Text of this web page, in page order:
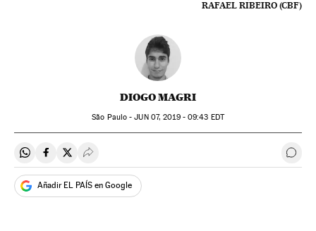
RAFAEL RIBEIRO (CBF)
DIOGO MAGRI
São Paulo -JUN07, 2019 - 09:43 EDT
Compartir en Whatsapp
Compartir en Facebook
Compartir en Twitter
Desplegar Redes Sociales
Añadir EL PAÍS en Google